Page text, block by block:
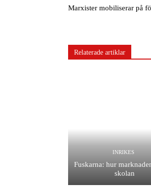
Marxister mobiliserar på
Relaterade artiklar
INRIKES
Fuskarna: hur
skolan